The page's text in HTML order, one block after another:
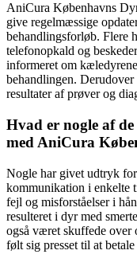
AniCura Københavns
give regelmæssige
behandlingsforløb. Flere
telefonopkald og
informeret om
behandlingen.
resultater af prøver og
Hvad er nogle af
med AniCura
Nogle har givet udtryk
kommunikation i enkelte
fejl og misforståelser i
resulteret i dyr med
også været skuffede over
følt sig presset til at